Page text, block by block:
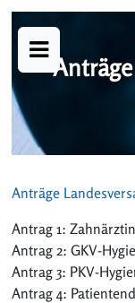
Anträge
Antrag 1:
Antrag 2: GKV-
Antrag 3: PKV-
Antrag 4: